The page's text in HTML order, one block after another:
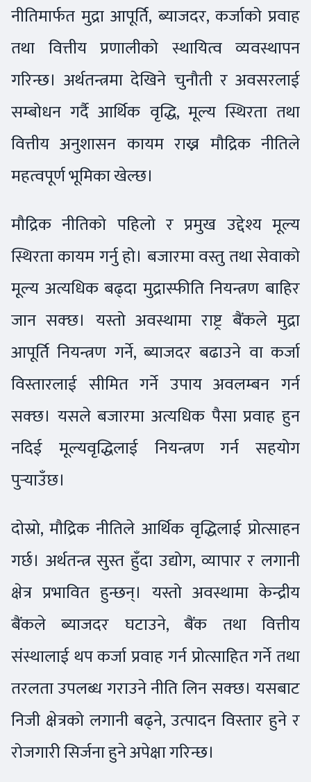
नीतिमार्फत मुद्रा आपूर्ति, ब्याजदर, कर्जाको प्रवाह
तथा वित्तीय प्रणालीको स्थायित्व व्यवस्थापन
गरिन्छ। अर्थतन्त्रमा देखिने चुनौती र अवसरलाई
सम्बोधन गर्दै आर्थिक वृद्धि, मूल्य स्थिरता तथा
वित्तीय अनुशासन कायम राख्न मौद्रिक नीतिले
महत्वपूर्ण भूमिका खेल्छ।
मौद्रिक नीतिको पहिलो र प्रमुख उद्देश्य मूल्य
स्थिरता कायम गर्नु हो। बजारमा वस्तु तथा सेवाको
मूल्य अत्यधिक बढ्दा मुद्रास्फीति नियन्त्रण बाहिर
जान सक्छ। यस्तो अवस्थामा राष्ट्र बैंकले मुद्रा
आपूर्ति नियन्त्रण गर्ने, ब्याजदर बढाउने वा कर्जा
विस्तारलाई सीमित गर्ने उपाय अवलम्बन गर्न
सक्छ। यसले बजारमा अत्यधिक पैसा प्रवाह हुन
नदिई मूल्यवृद्धिलाई नियन्त्रण गर्न सहयोग
पुर्‍याउँछ।
दोस्रो, मौद्रिक नीतिले आर्थिक वृद्धिलाई प्रोत्साहन
गर्छ। अर्थतन्त्र सुस्त हुँदा उद्योग, व्यापार र लगानी
क्षेत्र प्रभावित हुन्छन्। यस्तो अवस्थामा केन्द्रीय
बैंकले ब्याजदर घटाउने, बैंक तथा वित्तीय
संस्थालाई थप कर्जा प्रवाह गर्न प्रोत्साहित गर्ने तथा
तरलता उपलब्ध गराउने नीति लिन सक्छ। यसबाट
निजी क्षेत्रको लगानी बढ्ने, उत्पादन विस्तार हुने र
रोजगारी सिर्जना हुने अपेक्षा गरिन्छ।